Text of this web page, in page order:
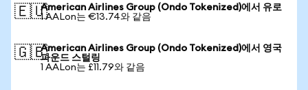
🇪🇺American Airlines Group (Ondo Tokenized)에서 유로
1 AALon는 €13.74와 같음
🇬🇧American Airlines Group (Ondo Tokenized)에서 영국
파운드 스털링
1 AALon는 £11.79와 같음